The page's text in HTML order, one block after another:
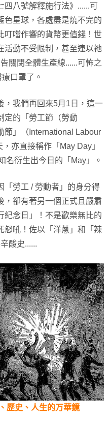
四八號解釋施行法》......可
色星球，各處盡是燒不完的
叮噹作響的貨幣更值錢！世
活動不受限制，甚至連以祂
關閉全體生產線......可怖之
口罩了。
，我們再回來5月1日，這一
定的「勞工節（勞動
節」（International Labour
亦直接稱作「May Day」
衍生出今日的「May」。
「勞工 / 勞動者」的身分得
，卻有著另一個正式且嚴肅
紀念日」！不是歡樂無比的
怒吼！佐以「洋蔥」和「辣
酸史......
歷史、人生的万華鏡